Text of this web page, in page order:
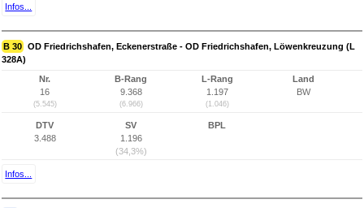
Infos...
B 30 OD Friedrichshafen, Eckenerstraße - OD Friedrichshafen, Löwenkreuzung (L
328A)
Nr.
16
(5.545)
B-Rang
9.368
(6.966)
L-Rang
1.197
(1.046)
Land
BW
DTV
3.488
SV
1.196
(34,3%)
BPL
Infos...